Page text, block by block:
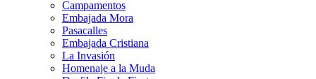
Campamentos
Embajada Mora
Pasacalles
Embajada Cristiana
La Invasión
Homenaje a la Muda